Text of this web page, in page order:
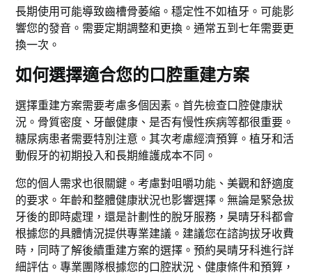
長期使用可能導致齒槽骨萎縮。穩定性不如植牙。可能影
響您的發音。需要定期調整和更換。通常五到七年需要更
換一次。
如何選擇適合您的口腔重建方案
選擇重建方案需要考慮多個因素。首先檢查口腔健康狀
況。骨質密度、牙齦健康、是否有慢性疾病等都很重要。
糖尿病患者需要特別注意。其次考慮經濟預算。植牙和活
動假牙的初期投入和長期維護成本不同。
您的個人需求也很關鍵。考慮對咀嚼功能、美觀和舒適度
的要求。年齡和整體健康狀況也影響選擇。無論是緊急拔
牙後的即時處理，還是計劃性的脫牙服務，昊晴牙科都會
根據您的具體情況提供專業建議。建議您在諮詢拔牙收費
時，同時了解後續重建方案的選擇。預約昊晴牙科進行詳
細評估。專業團隊根據您的口腔狀況、健康條件和預算，